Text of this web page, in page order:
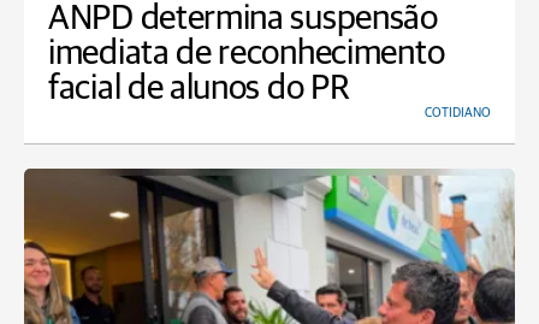
ANPD determina suspensão
imediata de reconhecimento
facial de alunos do PR
COTIDIANO